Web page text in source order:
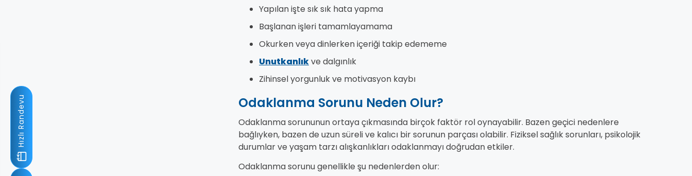
Yapılan işte sık sık hata yapma
Başlanan işleri tamamlayamama
Okurken veya dinlerken içeriği takip edememe
Unutkanlıkve dalgınlık
Zihinsel yorgunluk ve motivasyon kaybı
Odaklanma Sorunu Neden Olur?
Odaklanma sorununun ortaya çıkmasında birçok faktör rol oynayabilir. Bazen geçici nedenlere
bağlıyken, bazen de uzun süreli ve kalıcı bir sorunun parçası olabilir. Fiziksel sağlık sorunları, psikolojik
durumlar ve yaşam tarzı alışkanlıkları odaklanmayı doğrudan etkiler.
Odaklanma sorunu genellikle şu nedenlerden olur:
Hızlı Randevu